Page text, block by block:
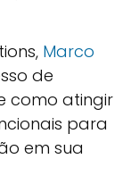
Marco
de
como atingir
para
em sua